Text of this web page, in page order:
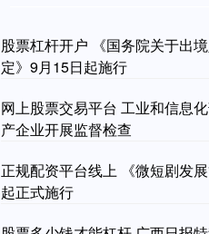
股票杠杆开户 《国务院关于出
定》9月15日起施行
网上股票交易平台 工业和信息
产企业开展监督检查
正规配资平台线上 《微短剧发
起正式施行